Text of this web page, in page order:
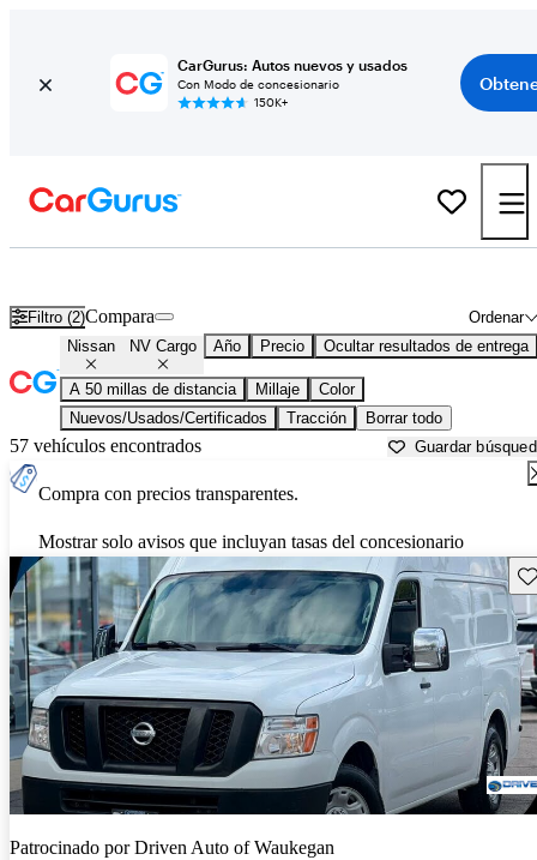
CarGurus: Autos nuevos y usados
Con Modo de concesionario
150K+
Filtro (2) Ordenar
Compara
Nissan NV Cargo Año Precio Ocultar resultados de entrega
A 50 millas de distancia Millaje
Color
Nuevos/Usados/Certificados
Tracción Borrar todo
57 vehículos encontrados Guardar
Compra con precios transparentes.
Mostrar solo avisos que incluyan tasas del concesionario
Patrocinado porDriven Auto of Waukegan